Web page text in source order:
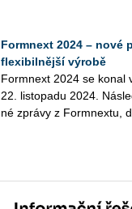
Formnext 2024 –
flexibilnější výrobě
Form­next 2024 se konal
22. lis­to­pa­du 2024.
né zprá­vy z Form­nex­tu,